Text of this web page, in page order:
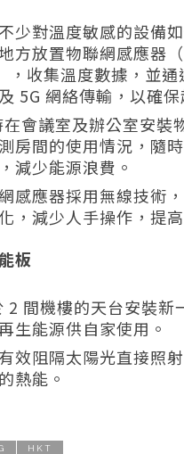
少對溫度敏感的設備
方放置物聯網感應器
，收集溫度數據，並
5G 網絡傳輸，以確保
會議室及辦公室安裝
房間的使用情況，隨
減少能源浪費。
感應器採用無線技術
，減少人手操作，提
板
2 間機樓的天台安裝新
生能源供自家使用。
效阻隔太陽光直接照
熱能。
HKT